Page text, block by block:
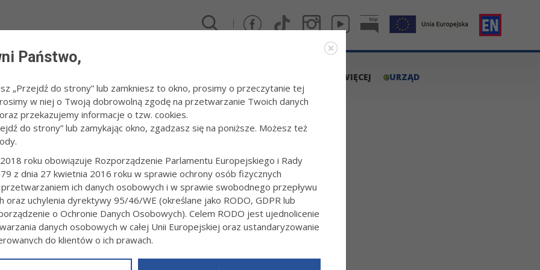
WIĘCEJ eURZĄD
I WYRÓŻNIENIA
Państwo,
„Przejdź do strony” lub zamkniesz to okno, prosimy o przeczytanie tej
w niej o Twoją dobrowolną zgodę na przetwarzanie Twoich danych
przekazujemy informacje o tzw. cookies.
do strony” lub zamykając okno, zgadzasz się na poniższe. Możesz też
roku obowiązuje Rozporządzenie Parlamentu Europejskiego i Rady
z dnia 27 kwietnia 2016 roku w sprawie ochrony osób fizycznych
ich danych osobowych i w sprawie swobodnego przepływu
oraz uchylenia dyrektywy 95/46/WE (określane jako RODO, GDPR lub
o Ochronie Danych Osobowych). Celem RODO jest ujednolicenie
danych osobowych w całej Unii Europejskiej oraz ustandaryzowanie
do klientów o ich prawach.
powyższym, w zakładceRODOna stroniehttps://www.tarnow.pl/Wiecej-